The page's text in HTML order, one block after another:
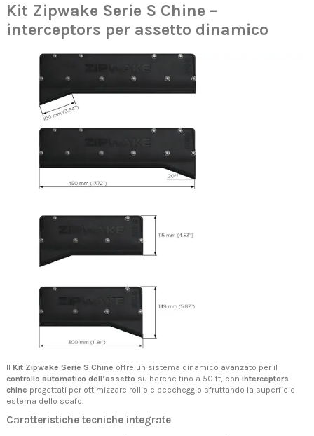
Kit Zipwake Serie S Chine –
interceptors per assetto dinamico
Il Kit Zipwake Serie S Chine offre un sistema dinamico avanzato per il
controllo automatico dell’assetto su barche fino a 50 ft, con interceptors
chine progettati per ottimizzare rollio e beccheggio sfruttando la superficie
esterna dello scafo.
Caratteristiche tecniche integrate